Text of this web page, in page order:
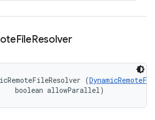
FileResolver
(
boolean allowParallel)